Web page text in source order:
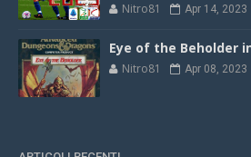
Nitro81 Apr 14, 2023
Eye of the Beholder
Nitro81 Apr 08, 2023